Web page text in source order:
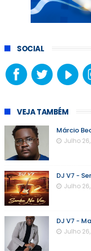
SOCIAL
VEJA TAMBÉM
Márcio
Julho
DJ V7 -
Julho
DJ V7 -
Julho